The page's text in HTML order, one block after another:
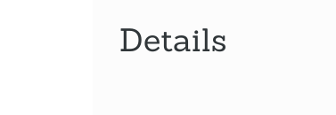
Details